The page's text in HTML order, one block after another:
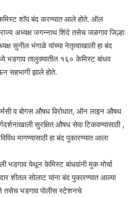
शॉप बंद करण्यात आले होते. ऑल
अध्यक्ष जगन्नाथ शिंदे तसेच जळगाव जिल्हा
सुनील भंगाळे यांच्या नेतृत्वाखाली हा बंद
भडगाव तालुक्यातील १६० केमिस्ट बांधव
सहभागी झाले होते.
व बोगस औषध विरोधात, ऑन लाइन औषध
सुरक्षित औषध सेवा टिकवण्यासाठी ,
मागण्यासाठी हा बंद पुकारण्यात आला
भडगाव येथून केमिस्ट बांधवांनी मुक मोर्चा
शीतल सोलाट यांना बंद पुकारण्यात आल्या
तसेच भडगाव पोलीस स्टेशनचे